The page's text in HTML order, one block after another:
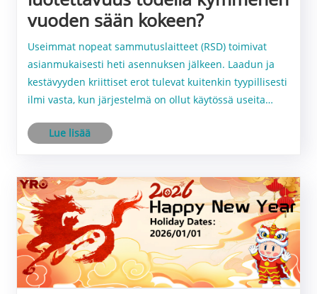
vuoden sään kokeen?
Useimmat nopeat sammutuslaitteet (RSD) toimivat
asianmukaisesti heti asennuksen jälkeen. Laadun ja
kestävyyden kriittiset erot tulevat kuitenkin tyypillisesti
ilmi vasta, kun järjestelmä on ollut käytössä useita
Lue lisää